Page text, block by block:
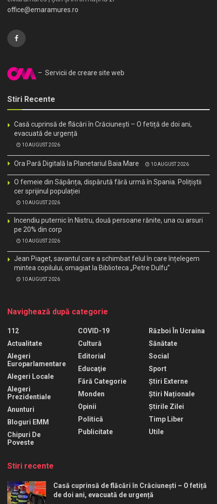
office@emaramures.ro
– Servicii de creare site web
Stiri Recente
Casă cuprinsă de flăcări în Crăciunești – O fetiță de doi ani,
evacuată de urgență
10 AUGUST 2026
Ora Pară Digitală la Planetariul Baia Mare 10 AUGUST 2026
O femeie din Săpânța, dispărută fără urmă în Spania. Polițiștii
cer sprijinul populației
10 AUGUST 2026
Incendiu puternic în Nistru, două persoane rănite, una cu arsuri
pe 20% din corp
10 AUGUST 2026
Jean Piaget, savantul care a schimbat felul în care înțelegem
mintea copilului, omagiat la Biblioteca „Petre Dulfu”
10 AUGUST 2026
Navighează după categorie
112
Actualitate
Alegeri
Europarlamentare
Alegeri Locale
Alegeri
Prezidentiale
Anunturi
Bloguri EMM
Chipuri De
Poveste
COVID-19
Cultură
Editorial
Educaţie
Fără Categorie
Monden
Opinii
Politică
Publicitate
Război În Ucraina
Sănătate
Social
Sport
Știri Externe
Știri Naționale
Știrile Zilei
Timp Liber
Utile
Stiri recente
Casă cuprinsă de flăcări în Crăciunești – O fetiță
de doi ani, evacuată de urgență